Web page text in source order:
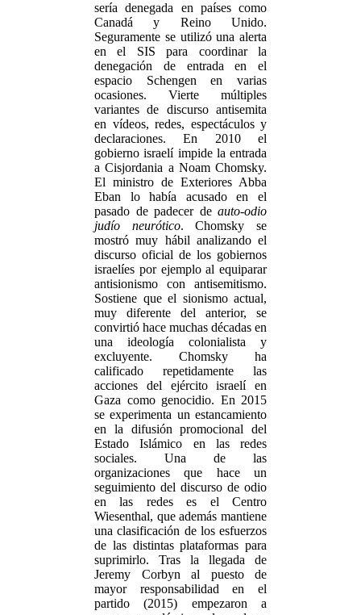
sería denegada en países como
Canadá y Reino Unido.
Seguramente se utilizó una alerta
en el SIS para coordinar la
denegación de entrada en el
espacio Schengen en varias
ocasiones. Vierte múltiples
variantes de discurso antisemita
en vídeos, redes, espectáculos y
declaraciones. En 2010 el
gobierno israelí impide la entrada
a Cisjordania a Noam Chomsky.
El ministro de Exteriores Abba
Eban lo había acusado en el
pasado de padecer de auto-odio
judío neurótico. Chomsky se
mostró muy hábil analizando el
discurso oficial de los gobiernos
israelíes por ejemplo al equiparar
antisionismo con antisemitismo.
Sostiene que el sionismo actual,
muy diferente del anterior, se
convirtió hace muchas décadas en
una ideología colonialista y
excluyente. Chomsky ha
calificado repetidamente las
acciones del ejército israelí en
Gaza como genocidio. En 2015
se experimenta un estancamiento
en la difusión promocional del
Estado Islámico en las redes
sociales. Una de las
organizaciones que hace un
seguimiento del discurso de odio
en las redes es el Centro
Wiesenthal, que además mantiene
una clasificación de los esfuerzos
de las distintas plataformas para
suprimirlo. Tras la llegada de
Jeremy Corbyn al puesto de
mayor responsabilidad en el
partido (2015) empezaron a